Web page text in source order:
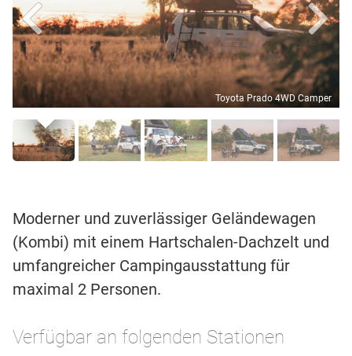
Toyota Prado 4WD Camper
Moderner und zuverlässiger Geländewagen
(Kombi) mit einem Hartschalen-Dachzelt und
umfangreicher Campingausstattung für
maximal 2 Personen.
Verfügbar an folgenden Stationen